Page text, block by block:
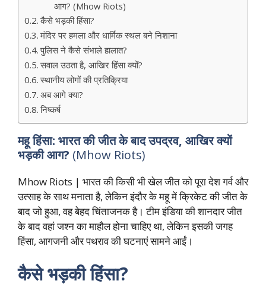
आग? (Mhow Riots)
कैसे भड़की हिंसा?
मंदिर पर हमला और धार्मिक स्थल बने निशाना
पुलिस ने कैसे संभाले हालात?
सवाल उठता है, आखिर हिंसा क्यों?
स्थानीय लोगों की प्रतिक्रिया
अब आगे क्या?
निष्कर्ष
महू हिंसा: भारत की जीत के बाद उपद्रव, आखिर क्यों
भड़की आग? (Mhow Riots)
Mhow Riots | भारत की किसी भी खेल जीत को पूरा देश गर्व और
उत्साह के साथ मनाता है, लेकिन इंदौर के महू में क्रिकेट की जीत के
बाद जो हुआ, वह बेहद चिंताजनक है। टीम इंडिया की शानदार जीत
के बाद वहां जश्न का माहौल होना चाहिए था, लेकिन इसकी जगह
हिंसा, आगजनी और पथराव की घटनाएं सामने आईं।
कैसे भड़की हिंसा?